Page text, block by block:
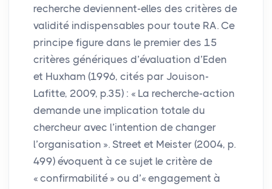
recherche deviennent-elles des critères de
validité indispensables pour toute RA. Ce
principe figure dans le premier des 15
critères génériques d’évaluation d’Eden
et Huxham (1996, cités par Jouison-
Lafitte, 2009, p.35) : « La recherche-action
demande une implication totale du
chercheur avec l’intention de changer
l’organisation ». Street et Meister (2004, p.
499) évoquent à ce sujet le critère de
« confirmabilité » ou d’« engagement à